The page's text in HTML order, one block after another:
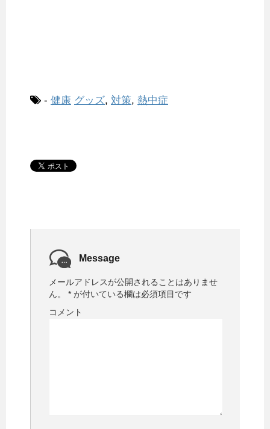
- 健康 グッズ, 対策, 熱中症
Message
メールアドレスが公開されることはありませ
ん。
* が付いている欄は必須項目です
コメント